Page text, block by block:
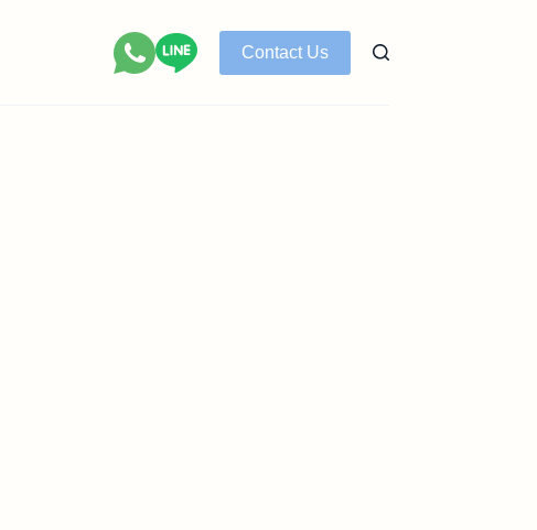
Contact Us